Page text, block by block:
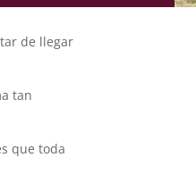
de llegar
tan
que toda